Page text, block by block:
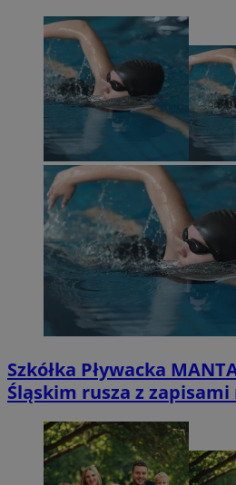
Szkółka Pływacka
Śląskim rusza z zapisami